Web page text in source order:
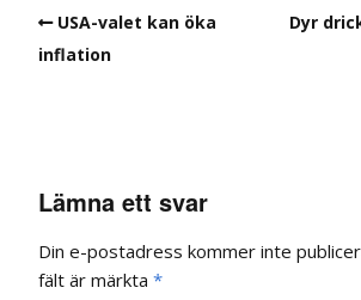
USA-valet kan öka
inflation
Dyr
Lämna ett svar
Din e-postadress kommer inte
fält är märkta *